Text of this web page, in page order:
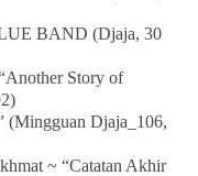
BAND (Djaja, 30
Story of
(Mingguan Djaja_106,
~ “Catatan Akhir